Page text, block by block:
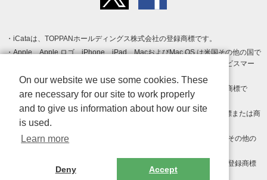
iCataは、TOPPANホールディングス株式会社の登録商標です。
Apple、Apple ロゴ、iPhone、iPad、MacおよびMac OS は米国その他の国で
登録された Apple Inc. の商標です。App Store は Apple Inc. のサービスマー
クです。
Android、Google Play および Google Play ロゴ は Google LLC の商標で
す。
Windows は Microsoft Inc.の米国およびその他の国における登録商標または商
標です。
Adobe、Adobe Reader、Adobe PDF は、Adobe Inc.の米国およびその他の
その他、記載されている会社名、商品名、ロゴは各社の商標または登録商標
On our website we use some cookies. These
are necessary for our site to work properly
and to give us information about how our site
is used.
Learn more
Deny Accept